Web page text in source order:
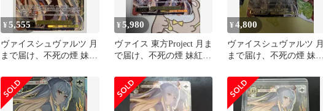
¥5,555
ヴァイスシュヴァルツ 月
まで届け、不死の煙 妹紅
¥5,980
ヴァイス 東方Project 月ま
で届け、不死の煙 妹紅
¥4,800
ヴァイスシュヴァルツ 月
まで届け、不死の煙 妹紅